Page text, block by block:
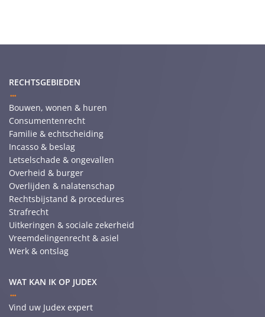
RECHTSGEBIEDEN
Bouwen, wonen & huren
Consumentenrecht
Familie & echtscheiding
Incasso & beslag
Letselschade & ongevallen
Overheid & burger
Overlijden & nalatenschap
Rechtsbijstand & procedures
Strafrecht
Uitkeringen & sociale zekerheid
Vreemdelingenrecht & asiel
Werk & ontslag
WAT KAN IK OP JUDEX
Vind uw Judex expert